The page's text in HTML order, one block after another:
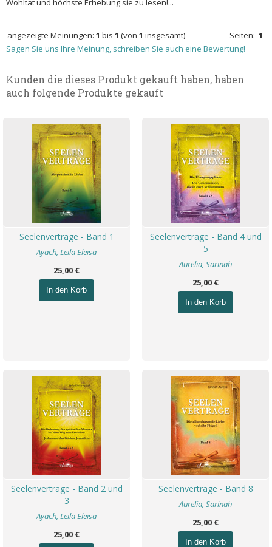
Wohltat und höchste Erhebung sie zu lesen!...
angezeigte Meinungen: 1 bis 1 (von 1 insgesamt) Seiten: 1
Sagen Sie uns Ihre Meinung, schreiben Sie auch eine Bewertung!
Kunden die dieses Produkt gekauft haben, haben
auch folgende Produkte gekauft
Seelenverträge - Band 1
Ayach, Leila Eleisa
25,00 €
In den Korb
Seelenverträge - Band 4 und
5
Aurelia, Sarinah
25,00 €
In den Korb
Seelenverträge - Band 2 und
3
Ayach, Leila Eleisa
25,00 €
Seelenverträge - Band 8
Aurelia, Sarinah
25,00 €
In den Korb